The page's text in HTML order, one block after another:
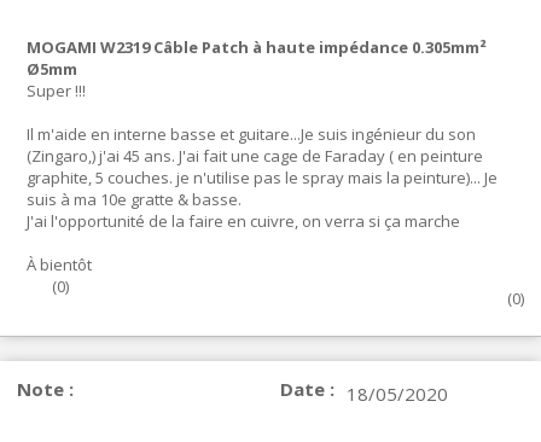
MOGAMI W2319 Câble Patch à haute impédance 0.305mm²
Ø5mm
Super !!!
Il m'aide en interne basse et guitare...Je suis ingénieur du son
(Zingaro,) j'ai 45 ans. J'ai fait une cage de Faraday ( en peinture
graphite, 5 couches. je n'utilise pas le spray mais la peinture)... Je
suis à ma 10e gratte & basse.
J'ai l'opportunité de la faire en cuivre, on verra si ça marche
À bientôt
(0)
(0)
Note : Date : 18/05/2020